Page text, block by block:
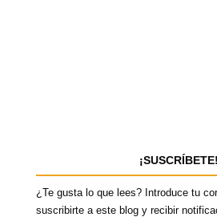
¡SUSCRÍBETE!
¿Te gusta lo que lees? Introduce tu
suscribirte a este blog y recibir